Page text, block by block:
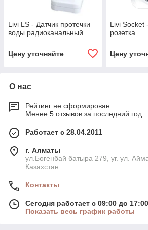
Livi LS - Датчик протечки
воды радиоканальный
Цену уточняйте
Livi Socket
розетка
Цену
О нас
Рейтинг не сформирован
Менее 5 отзывов за последний год
Работает с 28.04.2011
г. Алматы
ул.Богенбай батыра 279, уг. ул.
Казахстан
Контакты
Сегодня работает с 09:00 до 17:00
Показать весь график работы